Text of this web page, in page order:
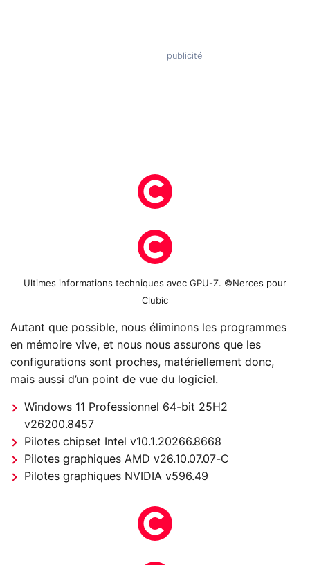
Ultimes informations techniques avec GPU-Z. ©Nerces pour
Clubic
Autant que possible, nous éliminons les programmes
en mémoire vive, et nous nous assurons que les
configurations sont proches, matériellement donc,
mais aussi d’un point de vue du logiciel.
Windows 11 Professionnel 64-bit 25H2
v26200.8457
Pilotes chipset Intel v10.1.20266.8668
Pilotes graphiques AMD v26.10.07.07-C
Pilotes graphiques NVIDIA v596.49